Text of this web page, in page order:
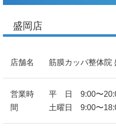
盛岡店
店舗名 筋膜カッパ整体院
営業時
間
平 日 9:00〜
土曜日 9:00〜